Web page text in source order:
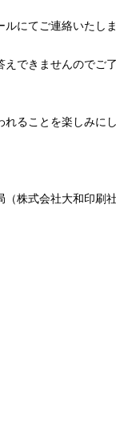
ルにてご連絡いたし
できませんのでご
れることを楽しみに
（株式会社大和印刷